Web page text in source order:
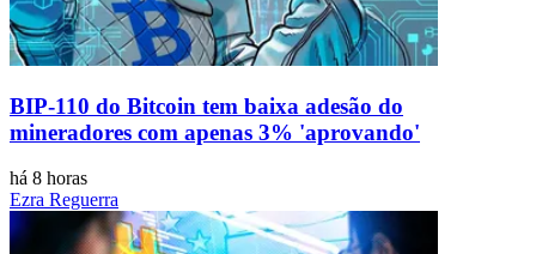
BIP-110 do Bitcoin tem baixa adesão do
mineradores com apenas 3% 'aprovando'
há 8 horas
Ezra Reguerra